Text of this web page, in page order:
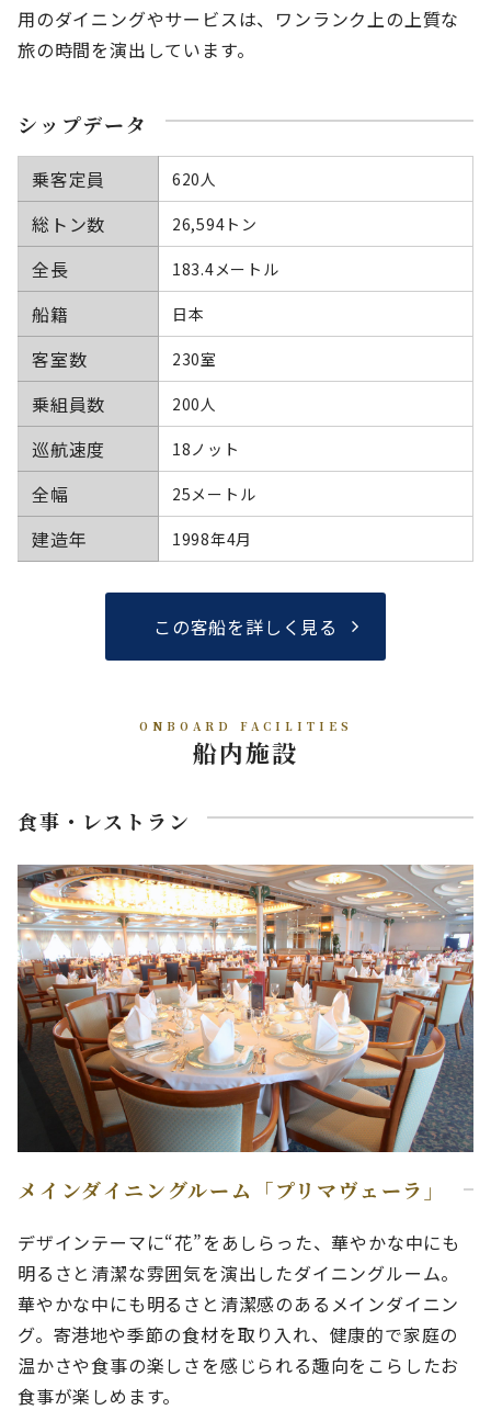
用のダイニングやサービスは、ワンランク上の上質な
旅の時間を演出しています。
シップデータ
乗客定員 620人
総トン数 26,594トン
全長 183.4メートル
船籍 日本
客室数 230室
乗組員数 200人
巡航速度 18ノット
全幅 25メートル
建造年 1998年4月
この客船を詳しく見る
ONBOARD FACILITIES
船内施設
食事・レストラン
メインダイニングルーム「プリマヴェーラ」
デザインテーマに“花”をあしらった、華やかな中にも
明るさと清潔な雰囲気を演出したダイニングルーム。
華やかな中にも明るさと清潔感のあるメインダイニン
グ。寄港地や季節の食材を取り入れ、健康的で家庭の
温かさや食事の楽しさを感じられる趣向をこらしたお
食事が楽しめます。